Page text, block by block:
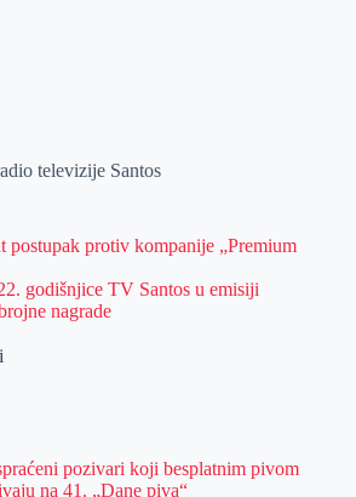
televizije Santos
postupak protiv kompanije „Premium
godišnjice TV Santos u emisiji
nagrade
pozivari koji besplatnim pivom
na 41. „Dane piva“